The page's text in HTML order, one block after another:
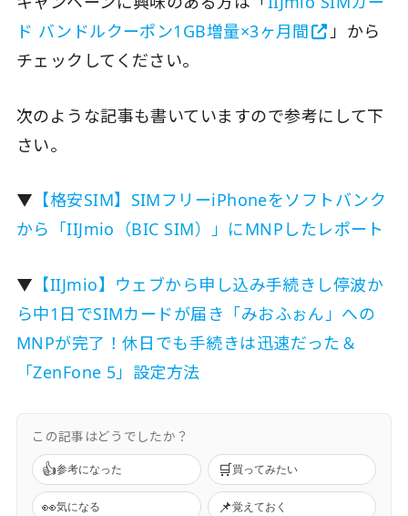
ド バンドルクーポン1GB増量×3ヶ月間
」から
チェックしてください。
次のような記事も書いていますので参考にして下
さい。
▼ 【格安SIM】SIMフリーiPhoneをソフトバンク
から「IIJmio（BIC SIM）」にMNPしたレポート
▼ 【IIJmio】ウェブから申し込み手続きし停波か
ら中1日でSIMカードが届き「みおふぉん」への
MNPが完了！休日でも手続きは迅速だった＆
「ZenFone 5」設定方法
この記事はどうでしたか？
👍参考になった 🛒買ってみたい
👀気になる 📌覚えておく